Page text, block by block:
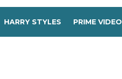
HARRY STYLES PRIME VIDEO